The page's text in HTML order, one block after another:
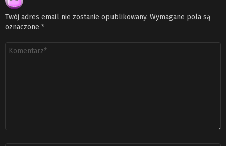
Twój adres email nie zostanie opublikowany. Wymagane pola są
oznaczone *